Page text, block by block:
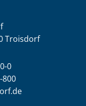
Troisdorf
0
800